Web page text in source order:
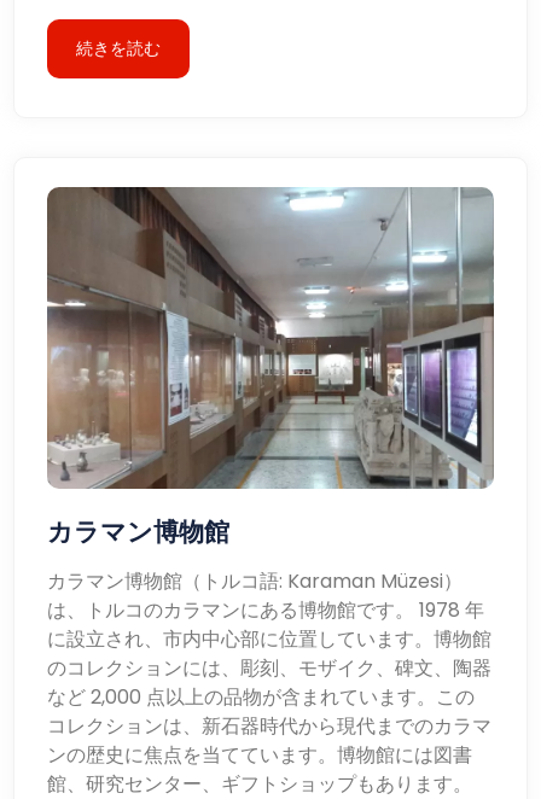
続きを読む
カラマン博物館
カラマン博物館（トルコ語: Karaman Müzesi）
は、トルコのカラマンにある博物館です。 1978 年
に設立され、市内中心部に位置しています。博物館
のコレクションには、彫刻、モザイク、碑文、陶器
など 2,000 点以上の品物が含まれています。この
コレクションは、新石器時代から現代までのカラマ
ンの歴史に焦点を当てています。博物館には図書
館、研究センター、ギフトショップもあります。